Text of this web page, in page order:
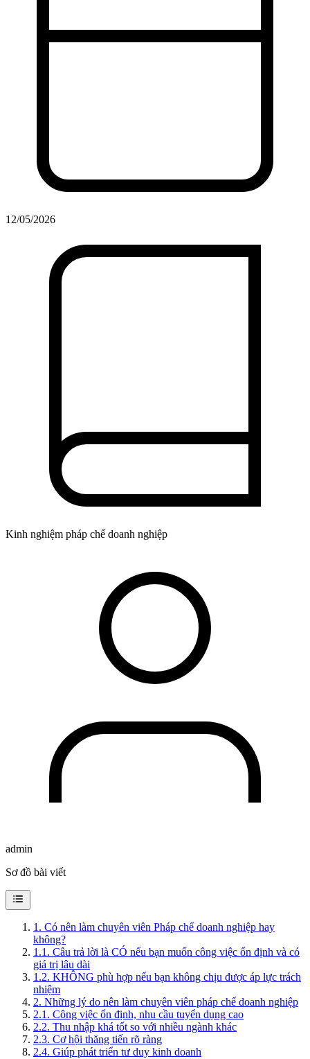
12/05/2026
Kinh nghiệm pháp chế doanh nghiệp
admin
Sơ đồ bài viết
1 . Có nên làm chuyên viên Pháp chế doanh nghiệp hay
không?
1.1 . Câu trả lời là CÓ nếu bạn muốn công việc ổn định và có
giá trị lâu dài
1.2. KHÔNG phù hợp nếu bạn không chịu được áp lực trách
nhiệm
2. Những lý do nên làm chuyên viên pháp chế doanh nghiệp
2.1 . Công việc ổn định, nhu cầu tuyển dụng cao
2.2. Thu nhập khá tốt so với nhiều ngành khác
2.3. Cơ hội thăng tiến rõ ràng
2.4. Giúp phát triển tư duy kinh doanh